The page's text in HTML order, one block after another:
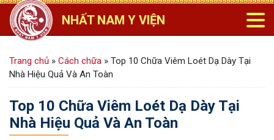
NHẤT NAM Y VIỆN
Trang chủ » Cách chữa » Top 10 Chữa Viêm Loét Dạ Dày Tại
Nhà Hiệu Quả Và An Toàn
Top 10 Chữa Viêm Loét Dạ Dày Tại
Nhà Hiệu Quả Và An Toàn